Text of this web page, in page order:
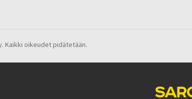
Kaikki oikeudet pidätetään.